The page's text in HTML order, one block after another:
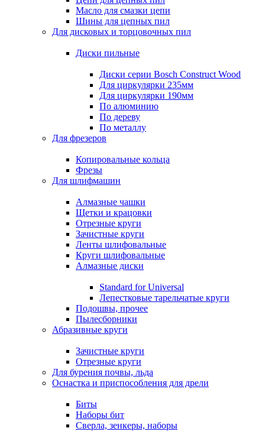
Масло для смазки цепи
Шины для цепных пил
Для дисковых и торцовочных пил
Диски пильные
Диски серии Bosch Construct Wood
Для циркулярки 235мм
Для циркулярки 190мм
По алюминию
По дереву
По металлу
Для фрезеров
Копировальные кольца
Фрезы
Для шлифмашин
Алмазные чашки
Щетки и крацовки
Отрезные круги
Зачистные круги
Ленты шлифовальные
Круги шлифовальные
Алмазные диски
Standard for Universal
Лепестковые тарельчатые круги
Подошвы, прочее
Пылесборники
Абразивные круги
Зачистные круги
Отрезные круги
Для бурения почвы, льда
Оснастка и приспособления для дрели
Биты
Наборы бит
Сверла, зенкеры, наборы